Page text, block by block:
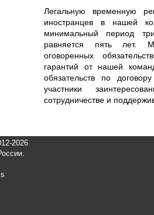
Легальную временную
иностранцев в нашей
минимальный период
равняется пять лет.
оговоренных
гарантий от нашей
обязательств по
участники
сотрудничестве и
2026